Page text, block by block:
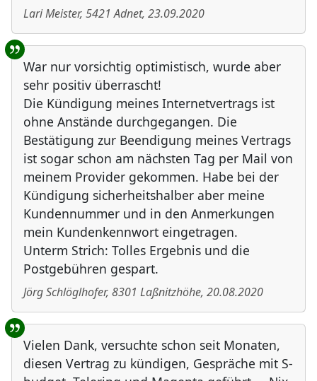
Lari Meister, 5421 Adnet, 23.09.2020
War nur vorsichtig optimistisch, wurde aber
sehr positiv überrascht!
Die Kündigung meines Internetvertrags ist
ohne Anstände durchgegangen. Die
Bestätigung zur Beendigung meines Vertrags
ist sogar schon am nächsten Tag per Mail von
meinem Provider gekommen. Habe bei der
Kündigung sicherheitshalber aber meine
Kundennummer und in den Anmerkungen
mein Kundenkennwort eingetragen.
Unterm Strich: Tolles Ergebnis und die
Postgebühren gespart.
Jörg Schlöglhofer, 8301 Laßnitzhöhe, 20.08.2020
Vielen Dank, versuchte schon seit Monaten,
diesen Vertrag zu kündigen, Gespräche mit S-